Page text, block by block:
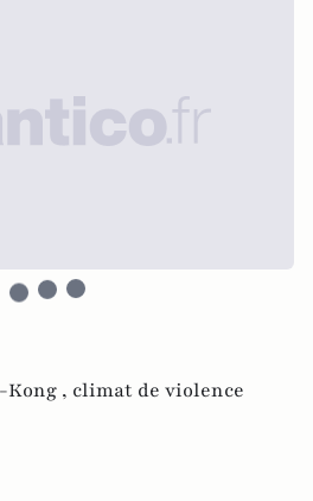
Kong , climat de violence